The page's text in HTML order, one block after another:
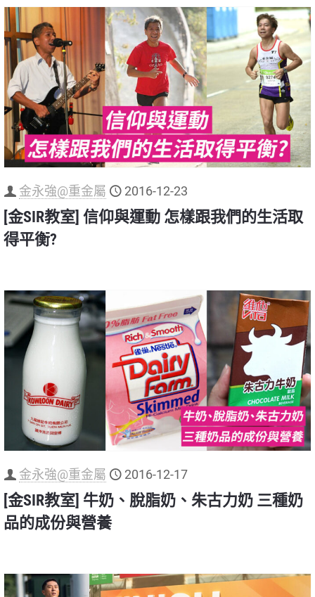
金永強@重金屬 2016-12-23
[金SIR教室] 信仰與運動 怎樣跟我們的生活取
得平衡?
金永強@重金屬 2016-12-17
[金SIR教室] 牛奶、脫脂奶、朱古力奶 三種奶
品的成份與營養